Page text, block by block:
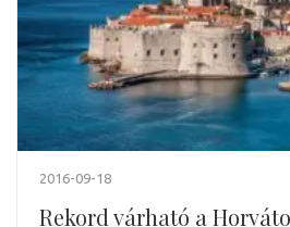
2016-09-18
Rekord várható a